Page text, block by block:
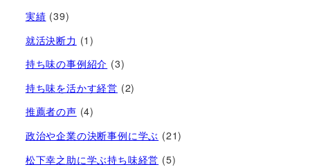
実績 (39)
就活決断力 (1)
持ち味の事例紹介 (3)
持ち味を活かす経営​ (2)
推薦者の声 (4)
政治や企業の決断事例に学ぶ (21)
松下幸之助に学ぶ持ち味経営 (5)